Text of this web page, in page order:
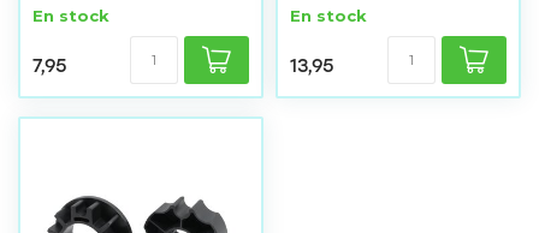
En stock
7,95
En stock
13,95